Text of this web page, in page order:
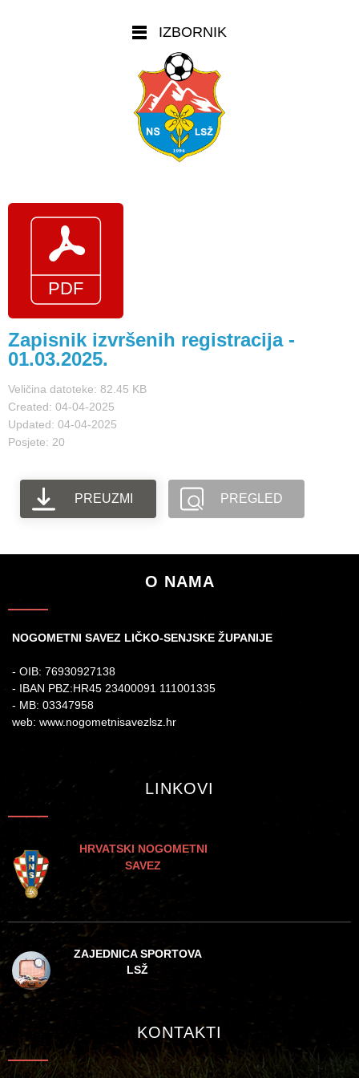
IZBORNIK
Zapisnik izvršenih registracija -
01.03.2025.
Veličina datoteke: 82.45 KB
Created: 04-04-2025
Updated: 04-04-2025
Posjete: 20
PREUZMI PREGLED
O NAMA
NOGOMETNI SAVEZ LIČKO-SENJSKE ŽUPANIJE
- OIB: 76930927138
- IBAN PBZ:HR45 23400091 111001335
- MB: 03347958
web: www.nogometnisavezlsz.hr
LINKOVI
HRVATSKI NOGOMETNI
SAVEZ
ZAJEDNICA SPORTOVA
LSŽ
KONTAKTI